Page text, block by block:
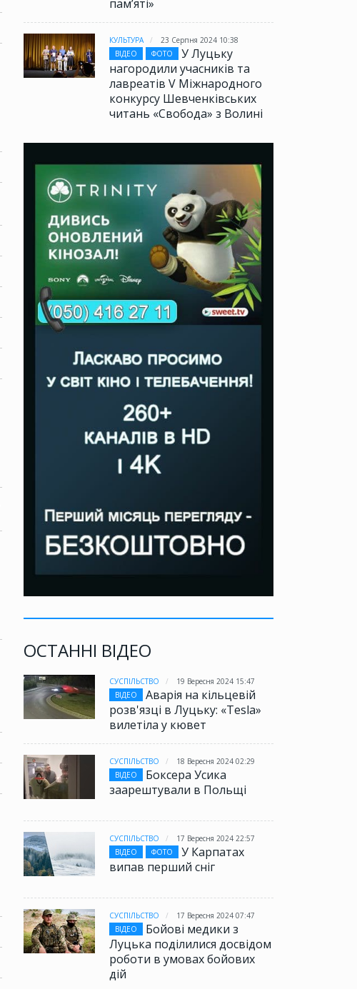
памʼяті»
КУЛЬТУРА
23 Серпня 2024 10:38
ВІДЕО
ФОТО
У Луцьку
нагородили учасників та
лавреатів V Міжнародного
конкурсу Шевченківських
читань «Свобода» з Волині
ОСТАННІ ВІДЕО
СУСПІЛЬСТВО
19 Вересня 2024 15:47
ВІДЕО
Аварія на кільцевій
розв'язці в Луцьку: «Tesla»
вилетіла у кювет
СУСПІЛЬСТВО
18 Вересня 2024 02:29
ВІДЕО
Боксера Усика
заарештували в Польщі
СУСПІЛЬСТВО
17 Вересня 2024 22:57
ВІДЕО
ФОТО
У Карпатах
випав перший сніг
СУСПІЛЬСТВО
17 Вересня 2024 07:47
ВІДЕО
Бойові медики з
Луцька поділилися досвідом
роботи в умовах бойових
дій